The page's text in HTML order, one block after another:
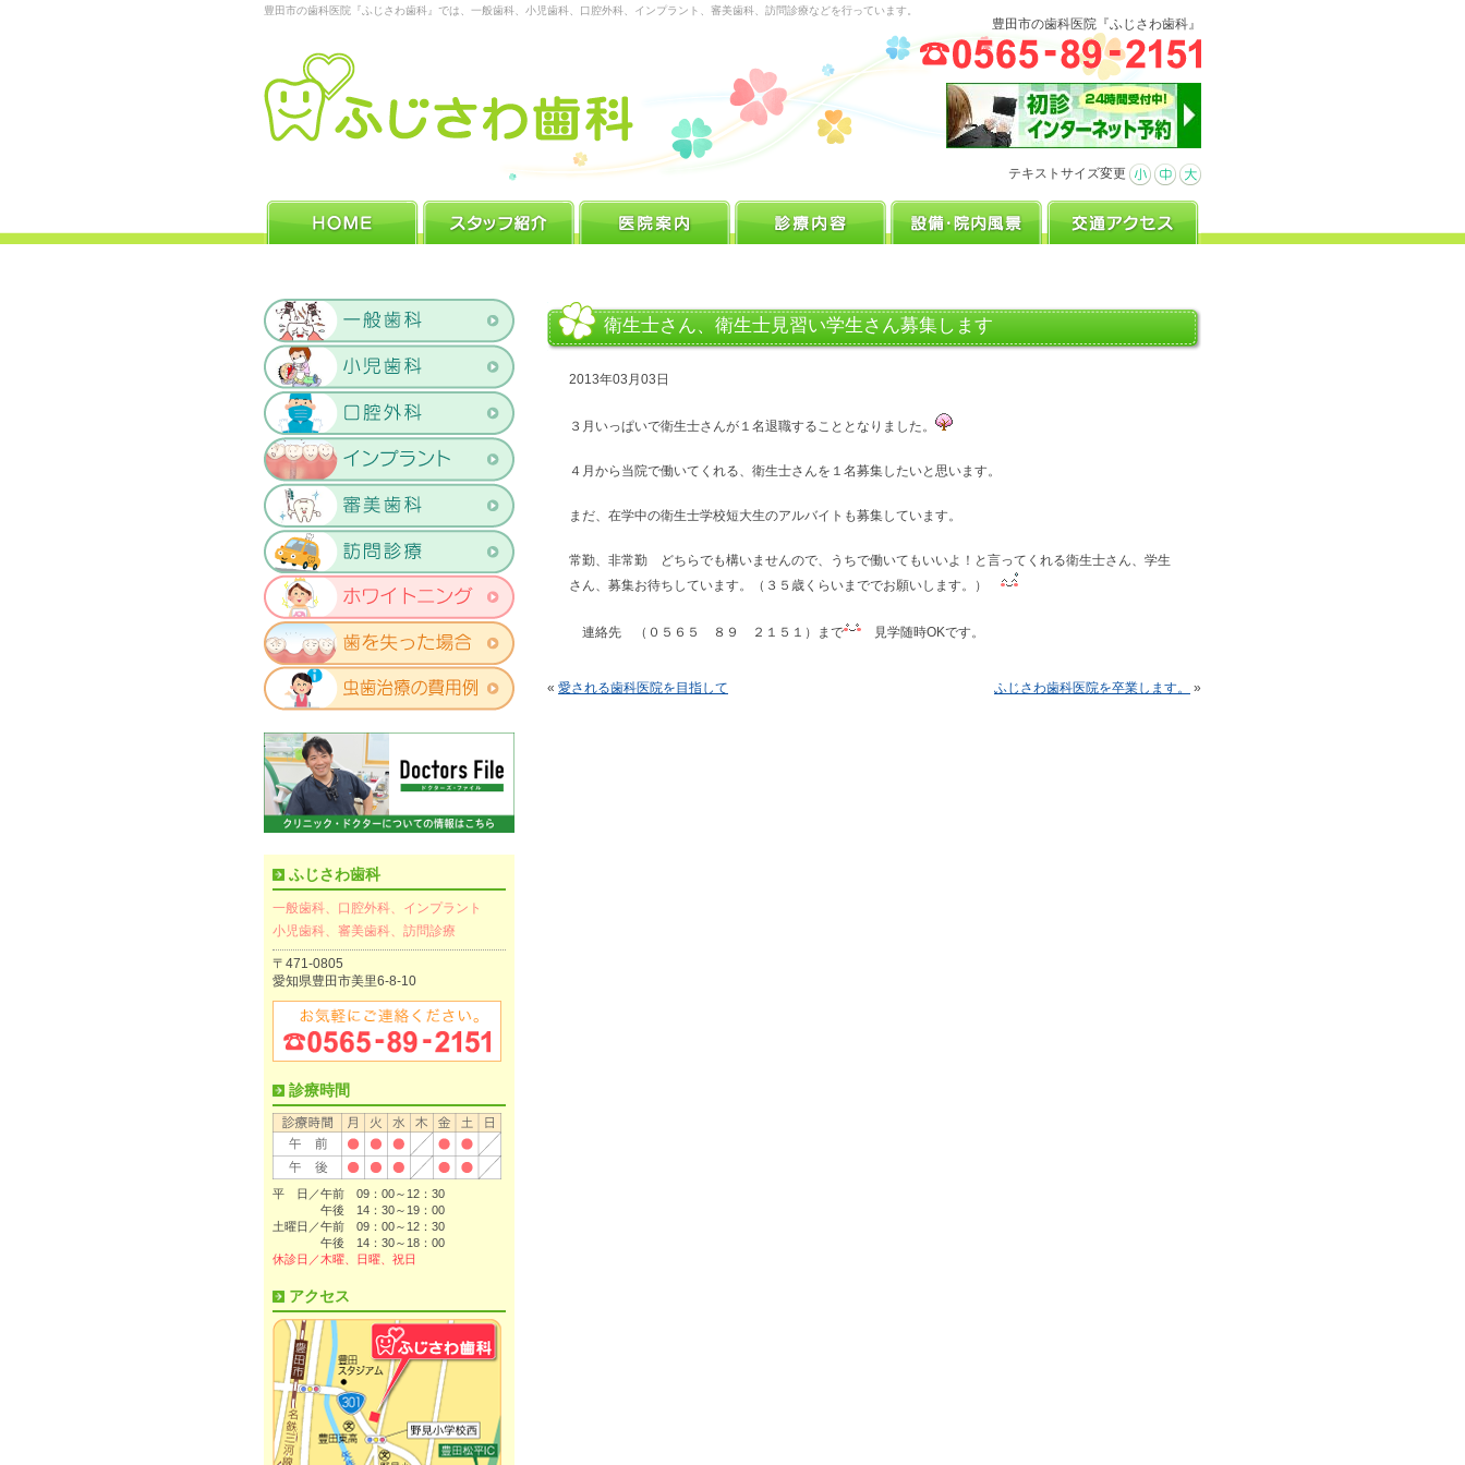
豊田市の歯科医院『ふじさわ歯科』では、一般歯科、小児歯科、口腔外科、インプラント、審美歯科、訪問診療などを行っています。
豊田市の歯科医院『ふじさわ歯科』
テキストサイズ変更
衛生士さん、衛生士見習い学生さん募集します
2013年03月03日
３月いっぱいで衛生士さんが１名退職することとなりました。
４月から当院で働いてくれる、衛生士さんを１名募集したいと思います。
まだ、在学中の衛生士学校短大生のアルバイトも募集しています。
常勤、非常勤 どちらでも構いませんので、うちで働いてもいいよ！と言ってくれる衛生士さん、学生
さん、募集お待ちしています。（３５歳くらいまででお願いします。）
連絡先 （０５６５ ８９ ２１５１）まで 見学随時OKです。
« 愛される歯科医院を目指して ふじさわ歯科医院を卒業します。 »
ふじさわ歯科
一般歯科、口腔外科、インプラント
小児歯科、審美歯科、訪問診療
〒471-0805
愛知県豊田市美里6-8-10
診療時間
平 日／午前 09：00～12：30
午後 14：30～19：00
土曜日／午前 09：00～12：30
午後 14：30～18：00
休診日／木曜、日曜、祝日
アクセス